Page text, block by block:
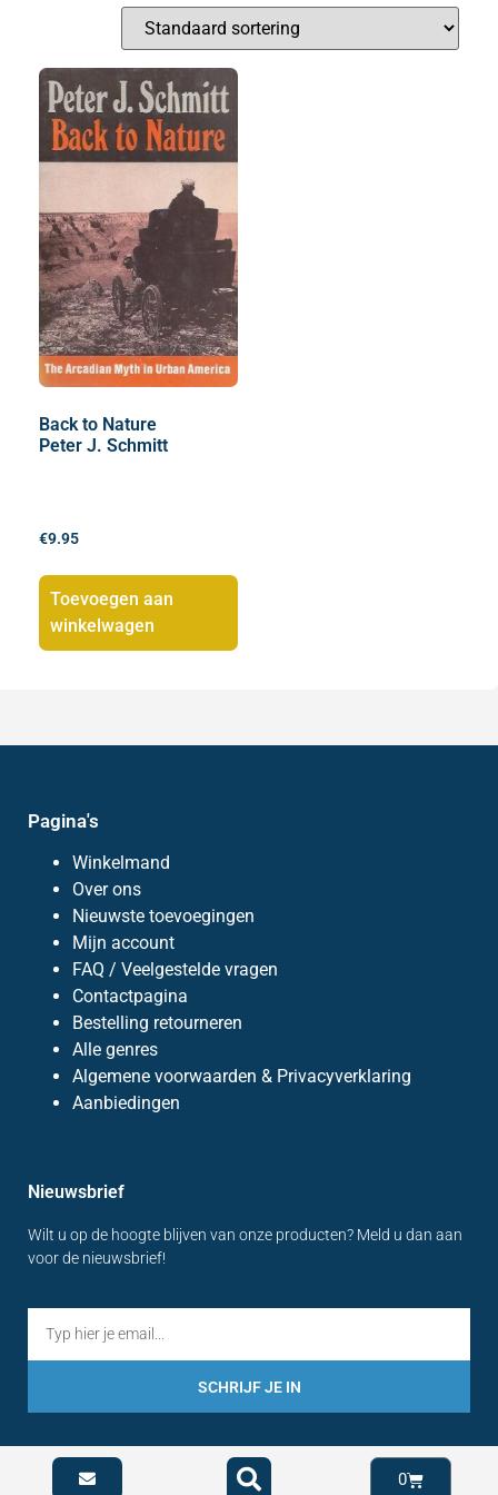
Back to Nature
Peter J. Schmitt
€9.95
Toevoegen aan
winkelwagen
Pagina's
Winkelmand
Over ons
Nieuwste toevoegingen
Mijn account
FAQ / Veelgestelde vragen
Contactpagina
Bestelling retourneren
Alle genres
Algemene voorwaarden & Privacyverklaring
Aanbiedingen
Nieuwsbrief
Wilt u op de hoogte blijven van onze producten? Meld u dan aan
voor de nieuwsbrief!
SCHRIJF JE IN
0